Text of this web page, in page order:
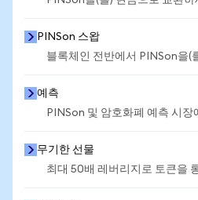
PINSon 스왑
블록체인 전반에서 PINSon을(
예측
PINSon 및 암호화폐 예측 시장
무기한 선물
최대 50배 레버리지로 토큰을